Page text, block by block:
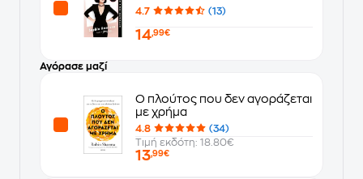
4.7 (13)
14,99€
Αγόρασε μαζί
Ο πλούτος που δεν αγοράζεται
με χρήμα
4.8
(34)
Τιμή εκδότη: 18.80€
13,99€